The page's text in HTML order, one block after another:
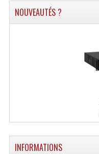
NOUVEAUTÉS ?
INFORMATIONS